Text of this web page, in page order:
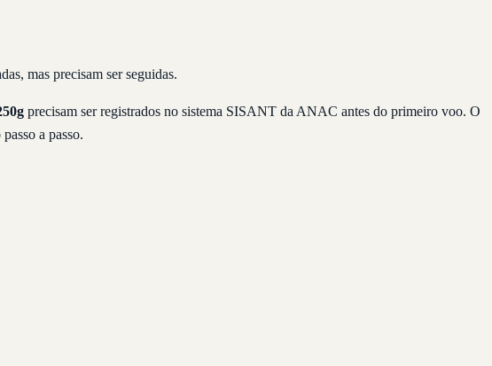
mas precisam ser seguidas.
precisam ser registrados no sistema SISANT da ANAC antes do primeiro voo. O
a passo.